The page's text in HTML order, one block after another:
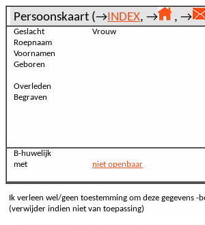
Persoonskaart (→INDEX, → , →
Geslacht
Vrouw
Roepnaam
Voornamen
Geboren
Overleden
Begraven
B-huwelijk
met
niet openbaar
Ik verleen wel/geen toestemming om deze gegevens
(verwijder indien niet van toepassing)